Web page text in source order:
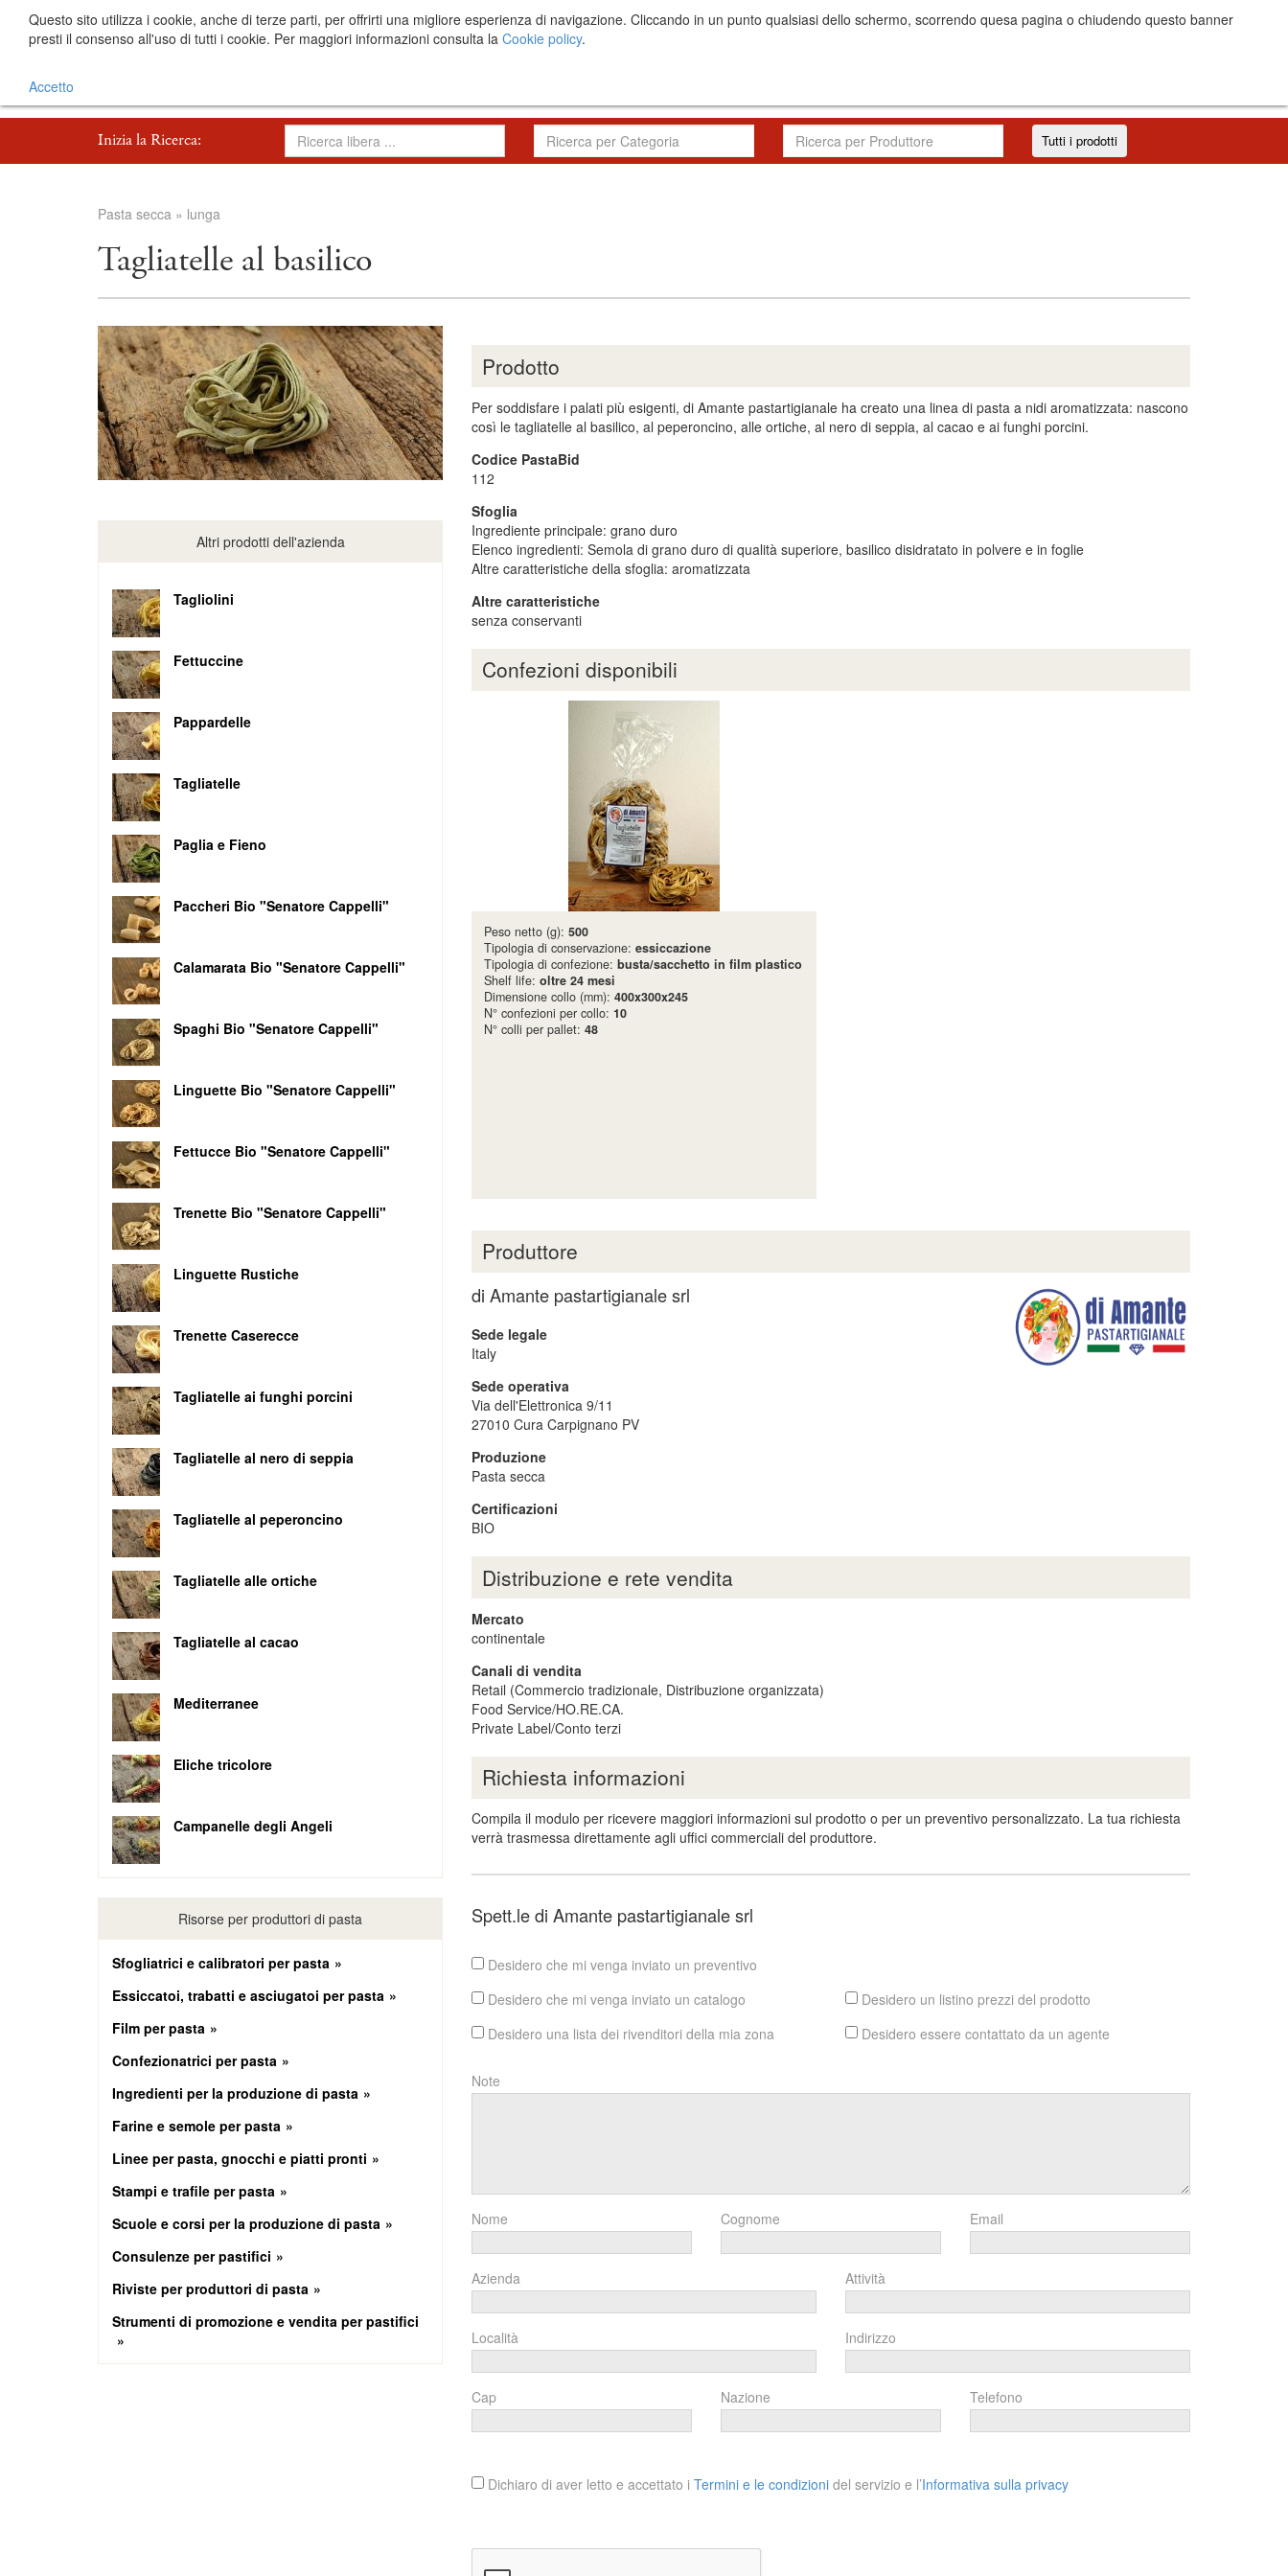
Inizia la Ricerca: Tutti i prodotti
Pasta secca » lunga
Tagliatelle al basilico
Altri prodotti dell'azienda
Tagliolini
Fettuccine
Pappardelle
Tagliatelle
Paglia e Fieno
Paccheri Bio "Senatore Cappelli"
Calamarata Bio "Senatore Cappelli"
Spaghi Bio "Senatore Cappelli"
Linguette Bio "Senatore Cappelli"
Fettucce Bio "Senatore Cappelli"
Trenette Bio "Senatore Cappelli"
Linguette Rustiche
Trenette Caserecce
Tagliatelle ai funghi porcini
Tagliatelle al nero di seppia
Tagliatelle al peperoncino
Tagliatelle alle ortiche
Tagliatelle al cacao
Mediterranee
Eliche tricolore
Campanelle degli Angeli
Risorse per produttori di pasta
Sfogliatrici e calibratori per pasta
Essiccatoi, trabatti e asciugatoi per pasta
Film per pasta
Confezionatrici per pasta
Ingredienti per la produzione di pasta
Farine e semole per pasta
Linee per pasta, gnocchi e piatti pronti
Stampi e trafile per pasta
Scuole e corsi per la produzione di pasta
Consulenze per pastifici
Riviste per produttori di pasta
Strumenti di promozione e vendita per pastifici
Prodotto
Per soddisfare i palati più esigenti, di Amante pastartigianale ha creato una linea di pasta a nidi aromatizzata: nascono
così le tagliatelle al basilico, al peperoncino, alle ortiche, al nero di seppia, al cacao e ai funghi porcini.
Codice PastaBid
112
Sfoglia
Ingrediente principale: grano duro
Elenco ingredienti: Semola di grano duro di qualità superiore, basilico disidratato in polvere e in foglie
Altre caratteristiche della sfoglia: aromatizzata
Altre caratteristiche
senza conservanti
Confezioni disponibili
Peso netto (g): 500
Tipologia di conservazione: essiccazione
Tipologia di confezione: busta/sacchetto in film plastico
Shelf life: oltre 24 mesi
Dimensione collo (mm): 400x300x245
N° confezioni per collo: 10
N° colli per pallet: 48
Produttore
di Amante pastartigianale srl
Sede legale
Italy
Sede operativa
Via dell'Elettronica 9/11
27010 Cura Carpignano PV
Produzione
Pasta secca
Certificazioni
BIO
Distribuzione e rete vendita
Mercato
continentale
Canali di vendita
Retail (Commercio tradizionale, Distribuzione organizzata)
Food Service/HO.RE.CA.
Private Label/Conto terzi
Richiesta informazioni
Compila il modulo per ricevere maggiori informazioni sul prodotto o per un preventivo personalizzato. La tua richiesta
verrà trasmessa direttamente agli uffici commerciali del produttore.
Spett.le di Amante pastartigianale srl
Desidero che mi venga inviato un preventivo
Desidero che mi venga inviato un catalogo
Desidero un listino prezzi del prodotto
Desidero una lista dei rivenditori della mia zona
Desidero essere contattato da un agente
Note
Nome Cognome Email
Azienda Attività
Località Indirizzo
Cap Nazione Telefono
Dichiaro di aver letto e accettato i Termini e le condizioni del servizio e l’Informativa sulla privacy
Questo sito utilizza i cookie, anche di terze parti, per offrirti una migliore esperienza di navigazione. Cliccando in un punto qualsiasi dello schermo, scorrendo quesa pagina o chiudendo questo banner
presti il consenso all'uso di tutti i cookie. Per maggiori informazioni consulta la Cookie policy.
Accetto